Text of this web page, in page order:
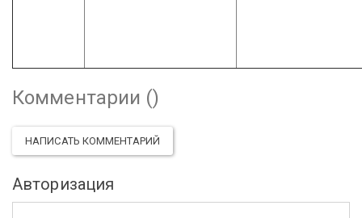
Комментарии ()
НАПИСАТЬ КОММЕНТАРИЙ
Авторизация